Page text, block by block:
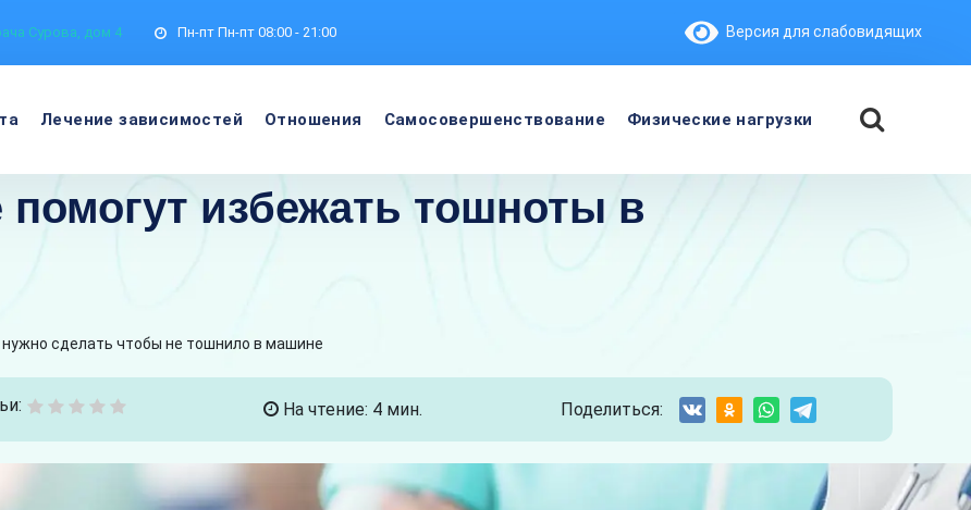
Сурова, дом 4 Пн-пт Пн-пт 08:00 - 21:00 Версия для слабовидящих
Лечение зависимостей Отношения Самосовершенствование Физические нагрузки
избежать тошноты в
сделать чтобы не тошнило в машине
На чтение: 4 мин. Поделиться: